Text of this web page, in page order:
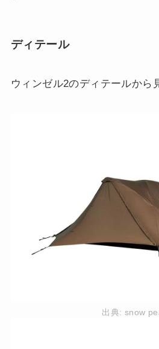
ディテール
ウィンゼル2のディテールから
出典: snow